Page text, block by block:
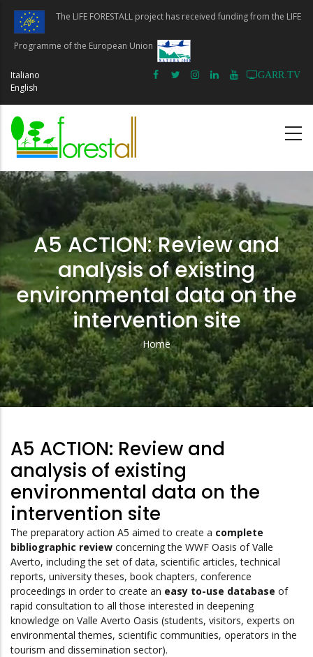
Skip
main
content
The LIFE FORESTALL project has received funding from the LIFE
Programme of the European Union
GARR.TV
Italiano
English
A5 ACTION: Review and
analysis of existing
environmental data on the
intervention site
Breadcrumb
Home
A5 ACTION: Review and
analysis of existing
environmental data on the
intervention site
The preparatory action A5 aimed to create a complete
bibliographic review concerning the WWF Oasis of Valle
Averto, including the set of data, scientific articles, technical
reports, university theses, book chapters, conference
proceedings in order to create an easy to-use database of
rapid consultation to all those interested in deepening
knowledge on Valle Averto Oasis (students, visitors, experts on
environmental themes, scientific communities, operators in the
tourism and dissemination sector).